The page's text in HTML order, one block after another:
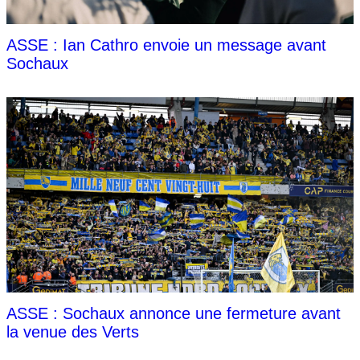
ASSE : Ian Cathro envoie un message avant
Sochaux
ASSE : Sochaux annonce une fermeture avant
la venue des Verts